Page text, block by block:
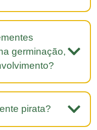
germinação,
pirata?